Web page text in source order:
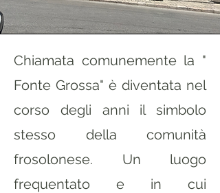
Chiamata comunemente la "
Fonte Grossa" è diventata nel
corso degli anni il simbolo
stesso della comunità
frosolonese. Un luogo
frequentato e in cui